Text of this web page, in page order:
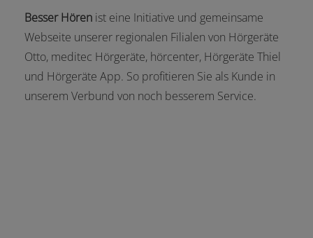
Besser Hören ist eine Initiative und gemeinsame
Webseite unserer regionalen Filialen von Hörgeräte
Otto, meditec Hörgeräte, hörcenter, Hörgeräte Thiel
und Hörgeräte App. So profitieren Sie als Kunde in
unserem Verbund von noch besserem Service.